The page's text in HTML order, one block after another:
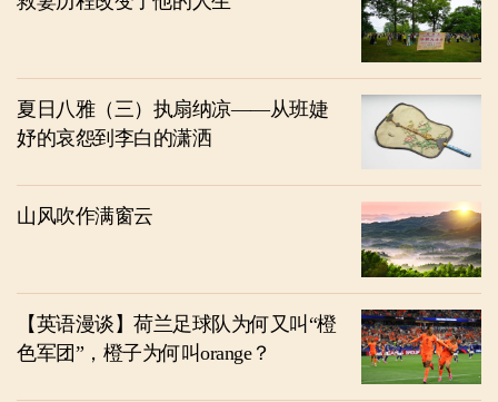
夏日八雅（三）执扇纳凉——从班婕
妤的哀怨到李白的潇洒
山风吹作满窗云
【英语漫谈】荷兰足球队为何又叫“橙
色军团”，橙子为何叫orange？